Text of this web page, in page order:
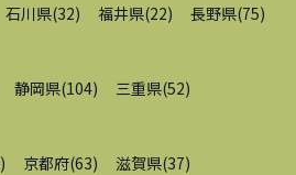
石川県(32) 福井県(22) 長野県(75)
静岡県(104) 三重県(52)
) 京都府(63) 滋賀県(37)